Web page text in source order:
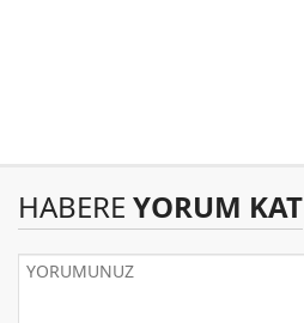
HABERE YORUM KAT